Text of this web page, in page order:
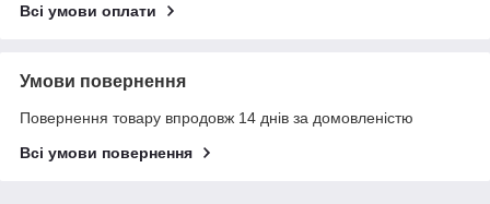
Всі умови оплати
Умови повернення
Повернення товару впродовж 14 днів за домовленістю
Всі умови повернення